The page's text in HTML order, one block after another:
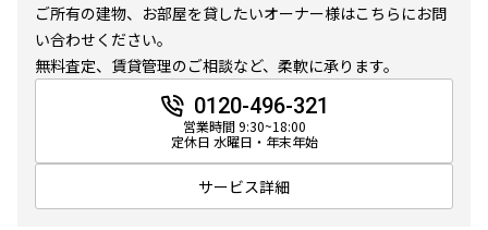
ご所有の建物、お部屋を貸したいオーナー様はこちらにお問
い合わせください。
無料査定、賃貸管理のご相談など、柔軟に承ります。
0120-496-321
営業時間 9:30~18:00
定休日 水曜日・年末年始
サービス詳細